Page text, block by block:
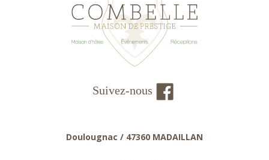
Suivez-nous
Doulougnac / 47360 MADAILLAN